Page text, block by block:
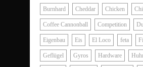
Burnhard Cheddar Chicken
Coffee Cannonball Competition
Eigenbau Eis El Loco feta
Geflügel Gyros Hardware